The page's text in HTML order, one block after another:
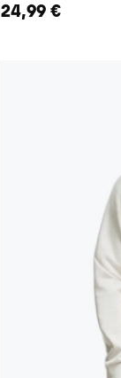
24,99 €